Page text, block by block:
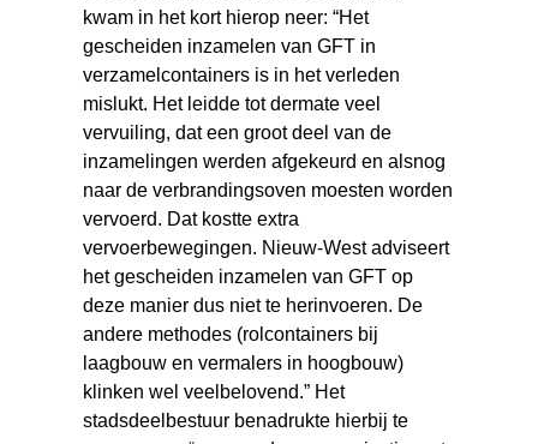
kwam in het kort hierop neer: “Het
gescheiden inzamelen van GFT in
verzamelcontainers is in het verleden
mislukt. Het leidde tot dermate veel
vervuiling, dat een groot deel van de
inzamelingen werden afgekeurd en alsnog
naar de verbrandingsoven moesten worden
vervoerd. Dat kostte extra
vervoerbewegingen. Nieuw-West adviseert
het gescheiden inzamelen van GFT op
deze manier dus niet te herinvoeren. De
andere methodes (rolcontainers bij
laagbouw en vermalers in hoogbouw)
klinken wel veelbelovend.” Het
stadsdeelbestuur benadrukte hierbij te